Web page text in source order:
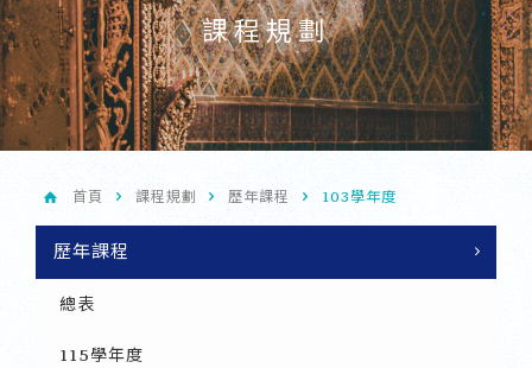
課程規劃
首頁 課程規劃 歷年課程 103學年度
歷年課程
總表
115學年度